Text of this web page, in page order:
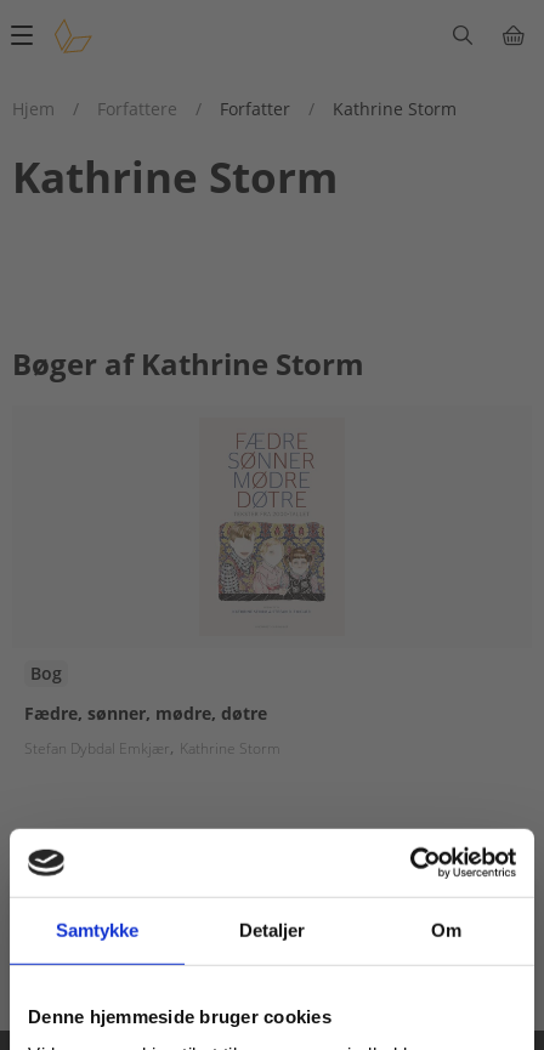
Samtykke Detaljer Om
Denne hjemmeside bruger cookies
Main
Hjem
/ Forfattere / Forfatter / Kathrine Storm
Kathrine Storm
Bøger af Kathrine Storm
Bog
Fædre, sønner, mødre, døtre
Stefan Dybdal Emkjær Kathrine Storm
265,00 KR.
Køb læremidler og find masterclasses mm.